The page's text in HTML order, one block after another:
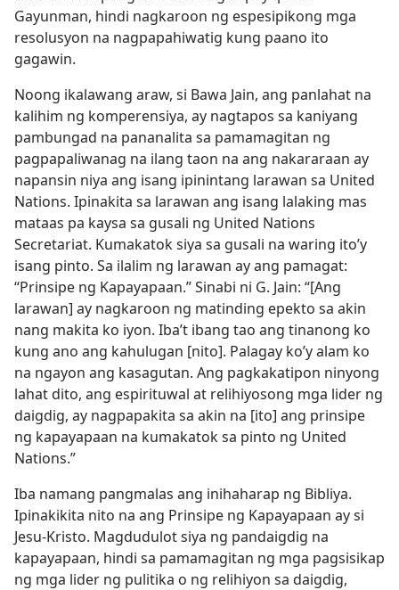
Gayunman, hindi nagkaroon ng espesipikong mga
resolusyon na nagpapahiwatig kung paano ito
gagawin.
Noong ikalawang araw, si Bawa Jain, ang panlahat na
kalihim ng komperensiya, ay nagtapos sa kaniyang
pambungad na pananalita sa pamamagitan ng
pagpapaliwanag na ilang taon na ang nakararaan ay
napansin niya ang isang ipinintang larawan sa United
Nations. Ipinakita sa larawan ang isang lalaking mas
mataas pa kaysa sa gusali ng United Nations
Secretariat. Kumakatok siya sa gusali na waring ito’y
isang pinto. Sa ilalim ng larawan ay ang pamagat:
“Prinsipe ng Kapayapaan.” Sinabi ni G. Jain: “[Ang
larawan] ay nagkaroon ng matinding epekto sa akin
nang makita ko iyon. Iba’t ibang tao ang tinanong ko
kung ano ang kahulugan [nito]. Palagay ko’y alam ko
na ngayon ang kasagutan. Ang pagkakatipon ninyong
lahat dito, ang espirituwal at relihiyosong mga lider ng
daigdig, ay nagpapakita sa akin na [ito] ang prinsipe
ng kapayapaan na kumakatok sa pinto ng United
Nations.”
Iba namang pangmalas ang inihaharap ng Bibliya.
Ipinakikita nito na ang Prinsipe ng Kapayapaan ay si
Jesu-Kristo. Magdudulot siya ng pandaigdig na
kapayapaan, hindi sa pamamagitan ng mga pagsisikap
ng mga lider ng pulitika o ng relihiyon sa daigdig,